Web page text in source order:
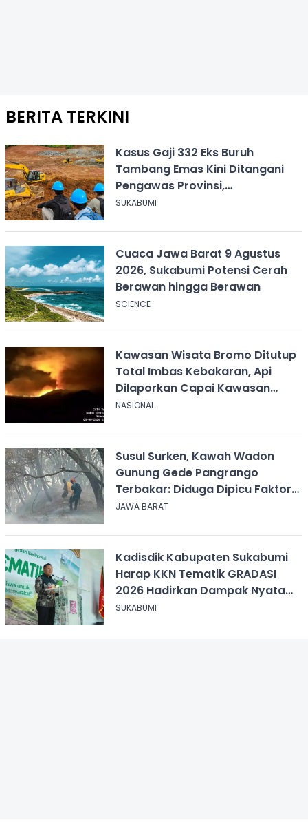
BERITA TERKINI
Kasus Gaji 332 Eks Buruh
Tambang Emas Kini Ditangani
Pengawas Provinsi,
Disnakertrans Sukabumi Terus
SUKABUMI
Cuaca Jawa Barat 9 Agustus
2026, Sukabumi Potensi Cerah
Berawan hingga Berawan
SCIENCE
Kawasan Wisata Bromo Ditutup
Total Imbas Kebakaran, Api
Dilaporkan Capai Kawasan
Sabana
NASIONAL
Susul Surken, Kawah Wadon
Gunung Gede Pangrango
Terbakar: Diduga Dipicu Faktor
Alam
JAWA BARAT
Kadisdik Kabupaten Sukabumi
Harap KKN Tematik GRADASI
2026 Hadirkan Dampak Nyata
bagi Masyarakat
SUKABUMI